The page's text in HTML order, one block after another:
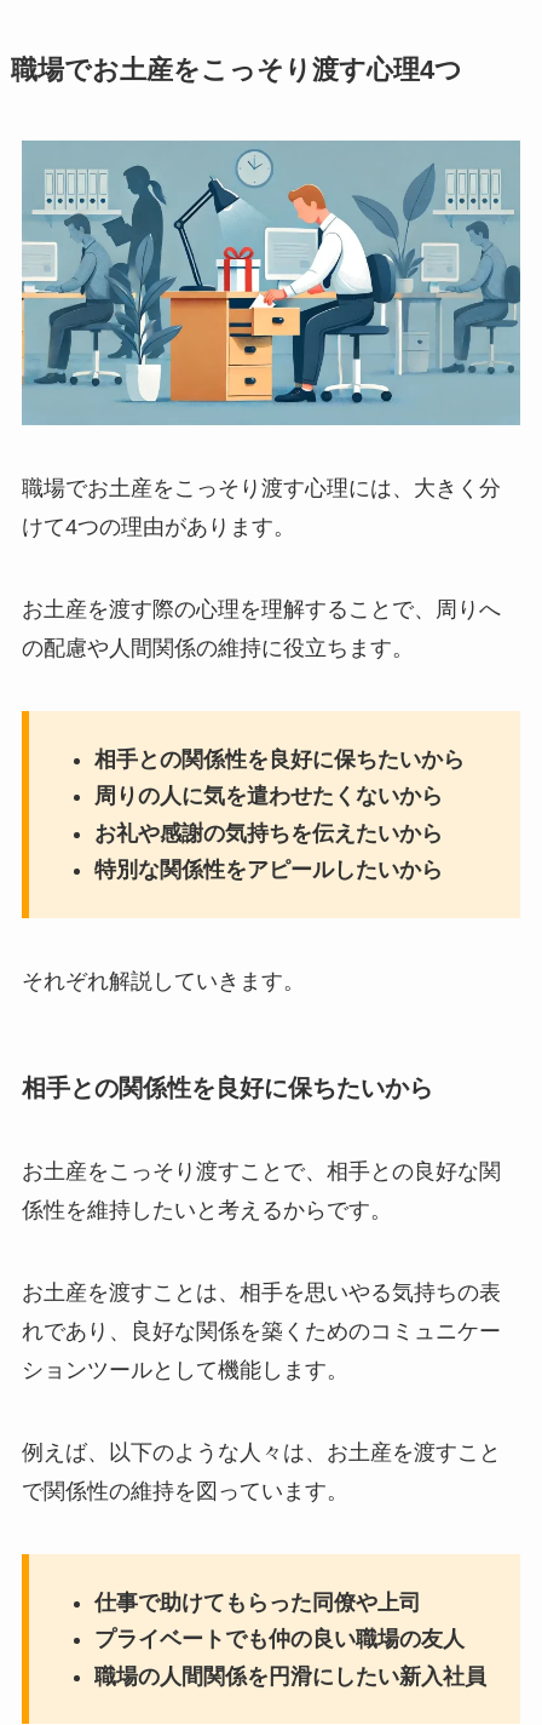
職場でお土産をこっそり渡す心理4つ
職場でお土産をこっそり渡す心理には、大きく分
けて4つの理由があります。
お土産を渡す際の心理を理解することで、周りへ
の配慮や人間関係の維持に役立ちます。
相手との関係性を良好に保ちたいから
周りの人に気を遣わせたくないから
お礼や感謝の気持ちを伝えたいから
特別な関係性をアピールしたいから
それぞれ解説していきます。
相手との関係性を良好に保ちたいから
お土産をこっそり渡すことで、相手との良好な関
係性を維持したいと考えるからです。
お土産を渡すことは、相手を思いやる気持ちの表
れであり、良好な関係を築くためのコミュニケー
ションツールとして機能します。
例えば、以下のような人々は、お土産を渡すこと
で関係性の維持を図っています。
仕事で助けてもらった同僚や上司
プライベートでも仲の良い職場の友人
職場の人間関係を円滑にしたい新入社員